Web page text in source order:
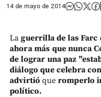
14 de mayo de 2014
Laguerrilla de las Farc
ahora más que nunca
de lograr una paz
diálogo que celebra
advirtió que romperlo
político.